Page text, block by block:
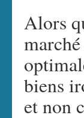
Alors
biens
et non